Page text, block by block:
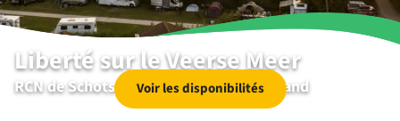
Liberté sur le Veerse Meer
RCN de Schotsman | Kamperland | Zeeland
Voir les disponibilités